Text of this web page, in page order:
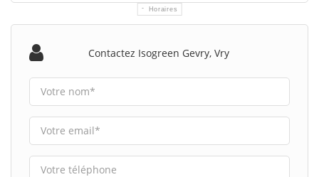
Horaires
Contactez Isogreen Gevry, Vry